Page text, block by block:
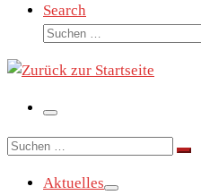
Search
Suche
Menü
Suche
Aktuelles